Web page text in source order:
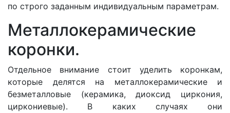
по строго заданным индивидуальным параметрам.
Металлокерамические
коронки.
Отдельное внимание стоит уделить коронкам,
которые делятся на металлокерамические и
безметалловые (керамика, диоксид циркония,
циркониевые). В каких случаях они